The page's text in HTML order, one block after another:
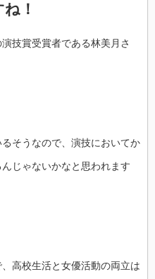
！
技賞受賞者である林美月さ
そうなので、演技においてか
じゃないかなと思われます
高校生活と女優活動の両立は